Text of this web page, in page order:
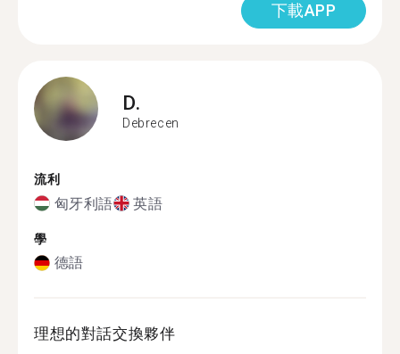
下載APP
D.
Debrecen
流利
匈牙利語 英語
學
德語
理想的對話交換夥伴